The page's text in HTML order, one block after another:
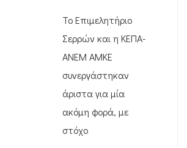
Το Επιμελητήριο
Σερρών και η ΚΕΠΑ-
ΑΝΕΜ ΑΜΚΕ
συνεργάστηκαν
άριστα για μία
ακόμη φορά, με
στόχο